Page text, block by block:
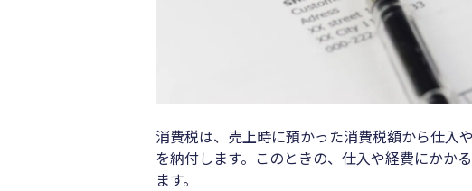
消費税は、売上時に預かった消費税額から仕入
を納付します。このときの、仕入や経費にかか
ます。